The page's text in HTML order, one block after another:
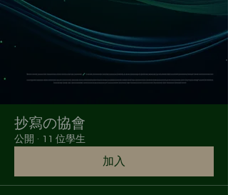
抄寫の協會
公開 · 11 位學生
加入